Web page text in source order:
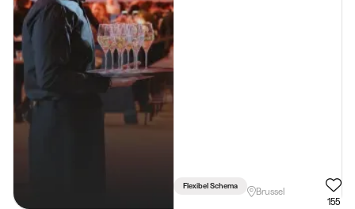
Flexibel Schema
Brussel
155